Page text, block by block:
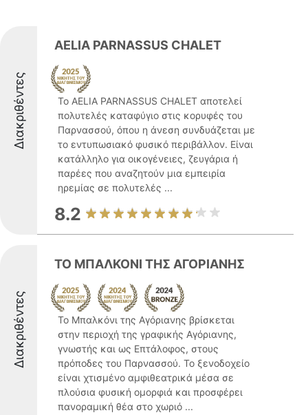
Διακριθέντες
AELIA PARNASSUS CHALET
Το AELIA PARNASSUS CHALET αποτελεί
πολυτελές καταφύγιο στις κορυφές του
Παρνασσού, όπου η άνεση συνδυάζεται με
το εντυπωσιακό φυσικό περιβάλλον. Είναι
κατάλληλο για οικογένειες, ζευγάρια ή
παρέες που αναζητούν μια εμπειρία
ηρεμίας σε πολυτελές ...
8.2
Διακριθέντες
ΤΟ ΜΠΑΛΚΟΝΙ ΤΗΣ ΑΓΟΡΙΑΝΗΣ
Το Μπαλκόνι της Αγόριανης βρίσκεται
στην περιοχή της γραφικής Αγόριανης,
γνωστής και ως Επτάλοφος, στους
πρόποδες του Παρνασσού. Το ξενοδοχείο
είναι χτισμένο αμφιθεατρικά μέσα σε
πλούσια φυσική ομορφιά και προσφέρει
πανοραμική θέα στο χωριό ...